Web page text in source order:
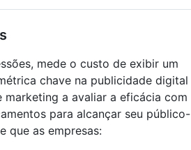
mede o custo de exibir um
chave na publicidade digital
a avaliar a eficácia com
para alcançar seu público-
que as empresas: